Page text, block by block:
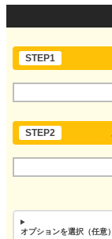
STEP1
STEP2
オプションを選択（任意）